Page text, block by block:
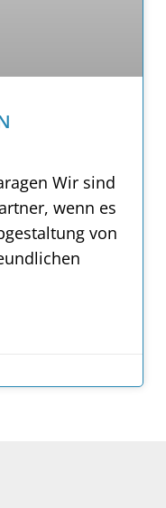
Wir sind
wenn es
von